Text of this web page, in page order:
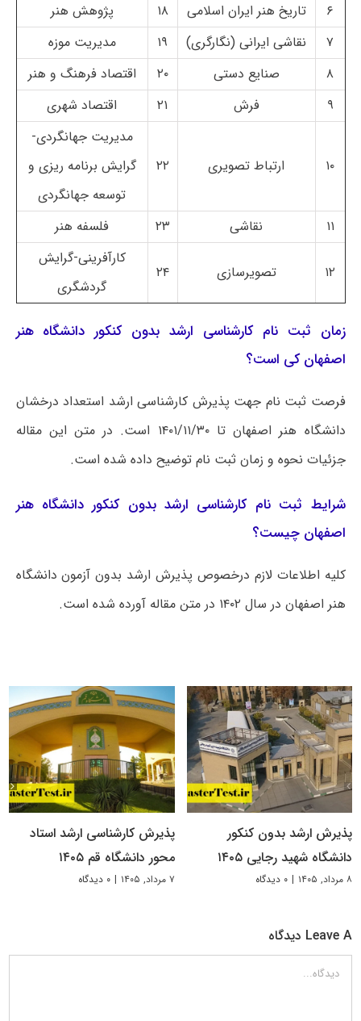
۶ تاریخ هنر ایران اسلامی ۱۸
پژوهش هنر
۷
نقاشی ایرانی (نگارگری) ۱۹
مدیریت موزه
۸
صنایع دستی ۲۰
اقتصاد فرهنگ و هنر
۹
فرش ۲۱ اقتصاد شهری
۱۰ ارتباط تصویری ۲۲
مدیریت جهانگردی-
گرایش برنامه ریزی و
توسعه جهانگردی
۱۱
نقاشی ۲۳ فلسفه هنر
۱۲ تصویرسازی ۲۴
کارآفرینی-گرایش
گردشگری
زمان ثبت نام کارشناسی ارشد بدون کنکور دانشگاه هنر
اصفهان کی است؟
فرصت ثبت نام جهت پذیرش کارشناسی ارشد استعداد درخشان
دانشگاه هنر اصفهان تا ۱۴۰۱/۱۱/۳۰ است. در متن این مقاله
جزئیات نحوه و زمان ثبت نام توضیح داده شده است.
شرایط ثبت نام کارشناسی ارشد بدون کنکور دانشگاه هنر
اصفهان چیست؟
کلیه اطلاعات لازم درخصوص پذیرش ارشد بدون آزمون دانشگاه
هنر اصفهان در سال ۱۴۰۲ در متن مقاله آورده شده است.
پذیرش ارشد بدون کنکور
دانشگاه شهید رجایی ۱۴۰۵
۸ مرداد, ۱۴۰۵ | ۰ دیدگاه
پذیرش کارشناسی ارشد استاد
محور دانشگاه قم ۱۴۰۵
۷ مرداد, ۱۴۰۵ | ۰ دیدگاه
Leave A دیدگاه
دیدگاه